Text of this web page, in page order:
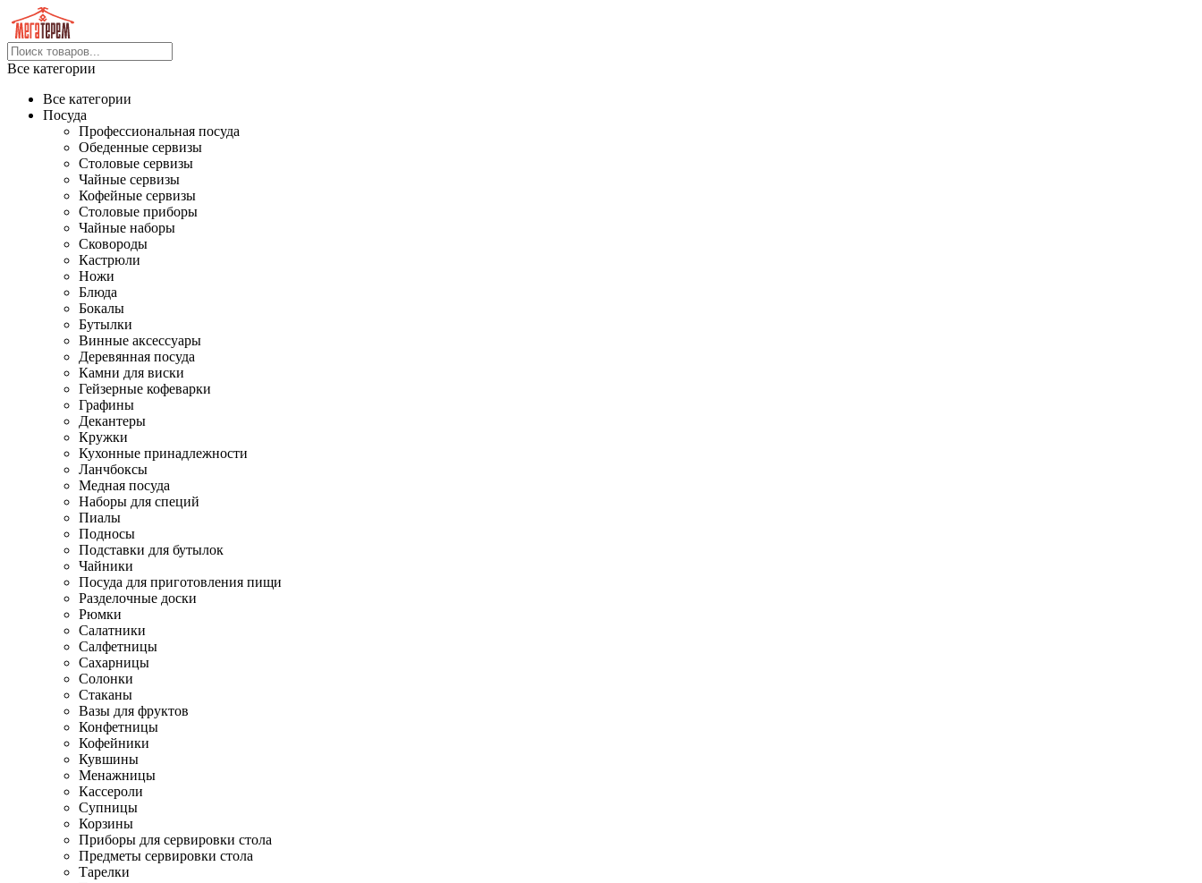
Все категории
Все категории
Посуда
Профессиональная посуда
Обеденные сервизы
Столовые сервизы
Чайные сервизы
Кофейные сервизы
Столовые приборы
Чайные наборы
Сковороды
Кастрюли
Ножи
Блюда
Бокалы
Бутылки
Винные аксессуары
Деревянная посуда
Камни для виски
Гейзерные кофеварки
Графины
Декантеры
Кружки
Кухонные принадлежности
Ланчбоксы
Медная посуда
Наборы для специй
Пиалы
Подносы
Подставки для бутылок
Чайники
Посуда для приготовления пищи
Разделочные доски
Рюмки
Салатники
Салфетницы
Сахарницы
Солонки
Стаканы
Вазы для фруктов
Конфетницы
Кофейники
Кувшины
Менажницы
Кассероли
Супницы
Корзины
Приборы для сервировки стола
Предметы сервировки стола
Тарелки